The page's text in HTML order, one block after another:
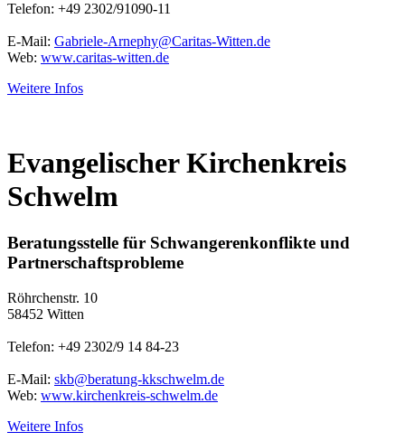
Telefon: +49 2302/91090-11
E-Mail: Gabriele-Arnephy@Caritas-Witten.de
Web: www.caritas-witten.de
Weitere Infos
Evangelischer Kirchenkreis
Schwelm
Beratungsstelle für Schwangerenkonflikte und
Partnerschaftsprobleme
Röhrchenstr. 10
58452 Witten
Telefon: +49 2302/9 14 84-23
E-Mail: skb@beratung-kkschwelm.de
Web: www.kirchenkreis-schwelm.de
Weitere Infos